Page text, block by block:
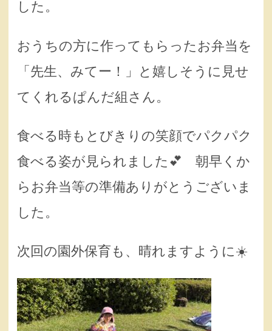
した。
おうちの方に作ってもらったお弁当を
「先生、みてー！」と嬉しそうに見せ
てくれるぱんだ組さん。
食べる時もとびきりの笑顔でパクパク
食べる姿が見られました💕 朝早くか
らお弁当等の準備ありがとうございま
した。
次回の園外保育も、晴れますように☀️